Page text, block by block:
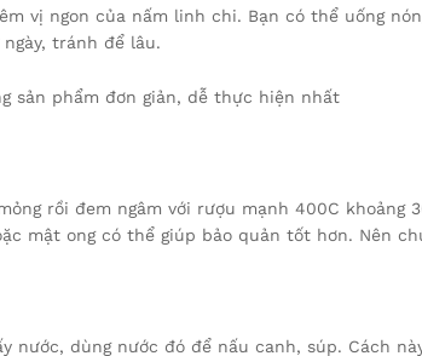
vị ngon của nấm linh chi. Bạn có thể uống
tránh để lâu.
sản phẩm đơn giản, dễ thực hiện nhất
rồi đem ngâm với rượu mạnh 400C khoảng
mật ong có thể giúp bảo quản tốt hơn. Nên
nước, dùng nước đó để nấu canh, súp. Cách